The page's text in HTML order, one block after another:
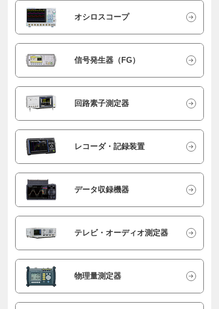
オシロスコープ
信号発生器（FG）
回路素子測定器
レコーダ・記録装置
データ収録機器
テレビ・オーディオ測定器
物理量測定器